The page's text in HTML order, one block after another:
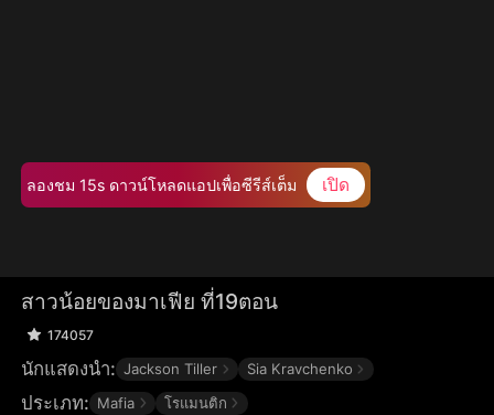
ลองชม 15s ดาวน์โหลดแอปเพื่อซีรีส์เต็ม เปิด
สาวน้อยของมาเฟีย ที่19ตอน
174057
นักแสดงนำ: Jackson Tiller Sia Kravchenko
ประเภท: Mafia โรแมนติก